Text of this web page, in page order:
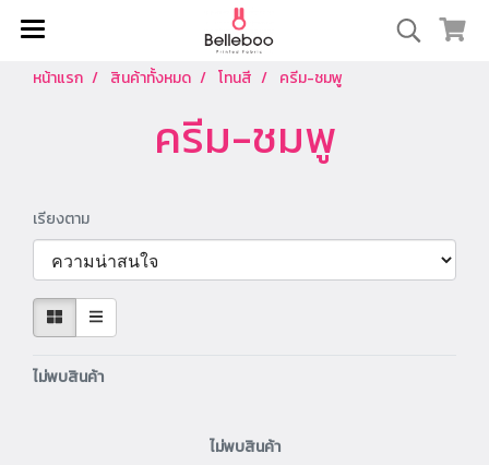
หน้าแรก สินค้าทั้งหมด โทนสี ครีม-ชมพู
ครีม-ชมพู
เรียงตาม
ไม่พบสินค้า
ไม่พบสินค้า